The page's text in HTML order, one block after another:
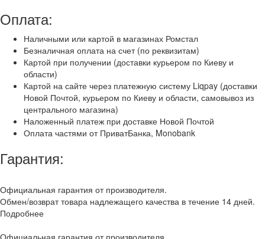
Оплата:
Наличными или картой в магазинах Ромстал
Безналичная оплата на счет (по реквизитам)
Картой при получении (доставки курьером по Киеву и
области)
Картой на сайте через платежную систему Liqpay (доставки
Новой Почтой, курьером по Киеву и области, самовывоз из
центрального магазина)
Наложенный платеж при доставке Новой Почтой
Оплата частями от ПриватБанка, Monobank
Гарантия:
Официальная гарантия от производителя.
Обмен/возврат товара надлежащего качества в течение 14 дней.
Подробнее
Официальная гарантия от производителя.